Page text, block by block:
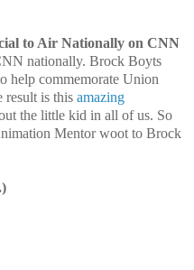
to Air Nationally on CNN
nationally. Brock Boyts
help commemorate Union
result is this amazing
the little kid in all of us. So
Mentor woot to Brock